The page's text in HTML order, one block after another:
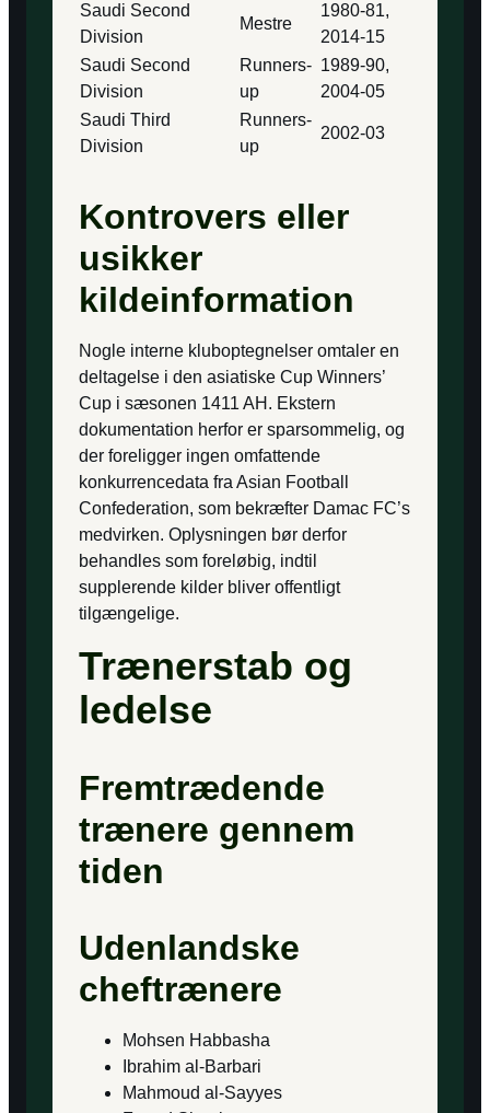
Saudi Second
Division
Mestre
1980-81,
2014-15
Saudi Second
Division
Runners-
up
1989-90,
2004-05
Saudi Third
Division
Runners-
up
2002-03
Kontrovers eller
usikker
kildeinformation
Nogle interne kluboptegnelser omtaler en
deltagelse i den asiatiske Cup Winners’
Cup i sæsonen 1411 AH. Ekstern
dokumentation herfor er sparsommelig, og
der foreligger ingen omfattende
konkurrencedata fra Asian Football
Confederation, som bekræfter Damac FC’s
medvirken. Oplysningen bør derfor
behandles som foreløbig, indtil
supplerende kilder bliver offentligt
tilgængelige.
Trænerstab og
ledelse
Fremtrædende
trænere gennem
tiden
Udenlandske
cheftrænere
Mohsen Habbasha
Ibrahim al-Barbari
Mahmoud al-Sayyes